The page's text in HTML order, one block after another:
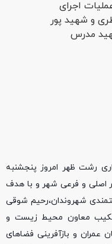
رشت ظهر امروز پنجشنبه
اصلی و فرعی شهر و با هدف
شهروندان،رحیم شوقی
معاون محیط زیست و
و بازآفرینی فضاهای